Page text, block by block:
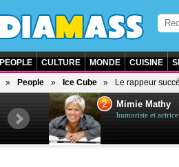
PEOPLE CULTURE MONDE CUISINE
People Ice Cube Le rappeur
2 Mimie Mathy
humoriste et